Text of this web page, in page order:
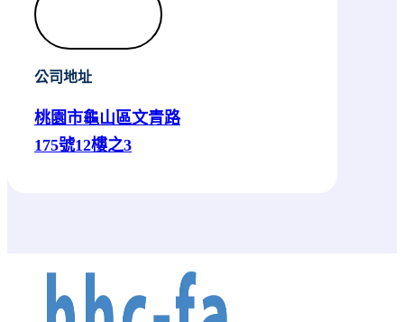
公司地址
桃園市龜山區文青路
175號12樓之3